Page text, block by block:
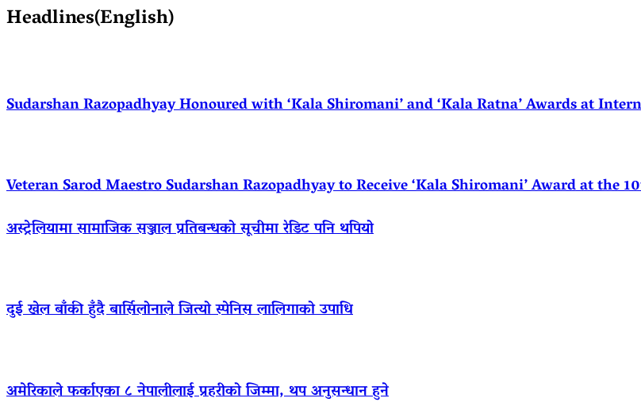
Headlines(English)
Sudarshan Razopadhyay Honoured with ‘Kala Shiromani’ and ‘Kala Ratna’ Awards at
Veteran Sarod Maestro Sudarshan Razopadhyay to Receive ‘Kala Shiromani’ Award at
अस्ट्रेलियामा सामाजिक सञ्जाल प्रतिबन्धको सूचीमा रेडिट पनि थपियो
दुई खेल बाँकी हुँदै बार्सिलोनाले जित्यो स्पेनिस लालिगाको उपाधि
अमेरिकाले फर्काएका ८ नेपालीलाई प्रहरीको जिम्मा, थप अनुसन्धान हुने